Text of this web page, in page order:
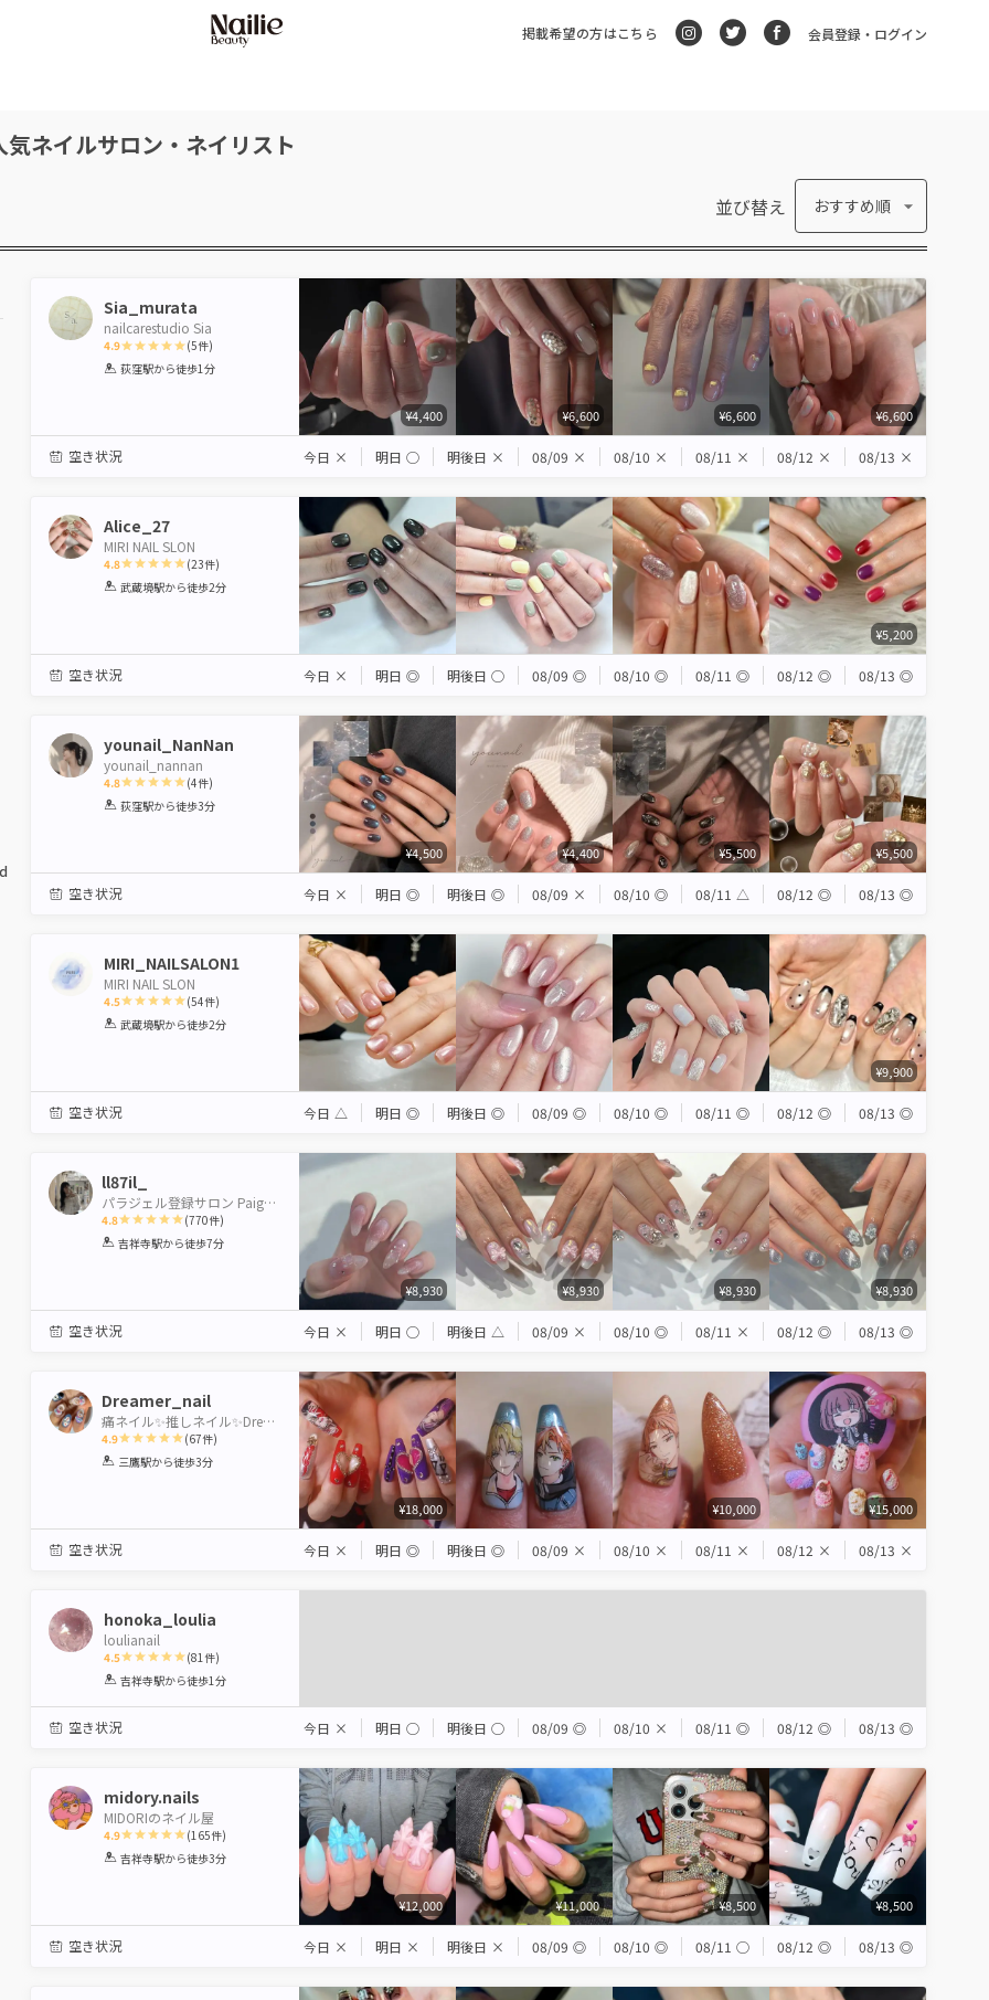
掲載希望の方はこちら 会員登録・ログイン
ネイルサロン・ネイリスト
並び替え おすすめ順
Sia_murata
nailcarestudio Sia
4.9
1 2 3 4 5
(5件)
荻窪駅から徒歩1分
¥4,400 ¥6,600 ¥6,600 ¥6,600
空き状況 今日 × 明日 ◯ 明後日 × 08/09 × 08/10 × 08/11 × 08/12 × 08/13 ×
Alice_27
MIRI NAIL SLON
4.8
1 2 3 4 5
(23件)
武蔵境駅から徒歩2分
¥5,200
空き状況 今日 × 明日 ◎ 明後日 ◯ 08/09 ◎ 08/10 ◎ 08/11 ◎ 08/12 ◎ 08/13 ◎
younail_NanNan
younail_nannan
4.8
1 2 3 4 5
(4件)
荻窪駅から徒歩3分
¥4,500 ¥4,400 ¥5,500 ¥5,500
空き状況 今日 × 明日 ◎ 明後日 ◎ 08/09 × 08/10 ◎ 08/11 △ 08/12 ◎ 08/13 ◎
MIRI_NAILSALON1
MIRI NAIL SLON
4.5
1 2 3 4 5
(54件)
武蔵境駅から徒歩2分
¥9,900
空き状況 今日 △ 明日 ◎ 明後日 ◎ 08/09 ◎ 08/10 ◎ 08/11 ◎ 08/12 ◎ 08/13 ◎
ll87il_
パラジェル登録サロン Paige by Neolive 吉祥寺店【ペイジバイネオリーブ】
4.8
1 2 3 4 5
(770件)
吉祥寺駅から徒歩7分
¥8,930 ¥8,930 ¥8,930 ¥8,930
空き状況 今日 × 明日 ◯ 明後日 △ 08/09 × 08/10 ◎ 08/11 × 08/12 ◎ 08/13 ◎
Dreamer_nail
痛ネイル✨推しネイル✨Dreamernail
4.9
1 2 3 4 5
(67件)
三鷹駅から徒歩3分
¥18,000 ¥10,000 ¥15,000
空き状況 今日 × 明日 ◎ 明後日 ◎ 08/09 × 08/10 × 08/11 × 08/12 × 08/13 ×
honoka_loulia
loulianail
4.5
1 2 3 4 5
(81 件)
吉祥寺駅から徒歩1分
空き状況 今日 × 明日 ◯ 明後日 ◯ 08/09 ◎ 08/10 × 08/11 ◎ 08/12 ◎ 08/13 ◎
midory.nails
MIDORIのネイル屋
4.9
1 2 3 4 5
(165件)
吉祥寺駅から徒歩3分
¥12,000 ¥11,000 ¥8,500 ¥8,500
空き状況 今日 × 明日 × 明後日 × 08/09 ◎ 08/10 ◎ 08/11 ◯ 08/12 ◎ 08/13 ◎